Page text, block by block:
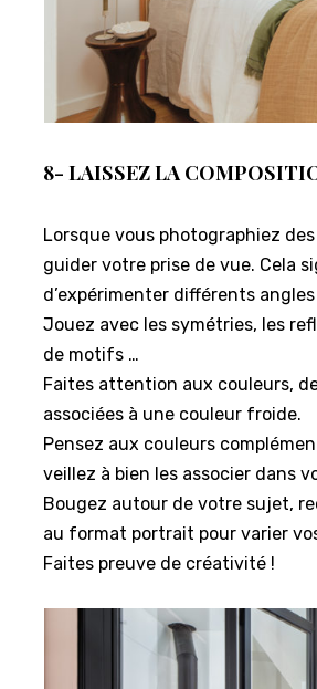
8- LAISSEZ LA
Lorsque vous photographiez
guider votre prise de vue. Cela
d’expérimenter différents
Jouez avec les symétries, les
de motifs …
Faites attention aux couleurs,
associées à une couleur froide.
Pensez aux couleurs
veillez à bien les associer dans
Bougez autour de votre sujet,
au format portrait pour varier
Faites preuve de créativité !